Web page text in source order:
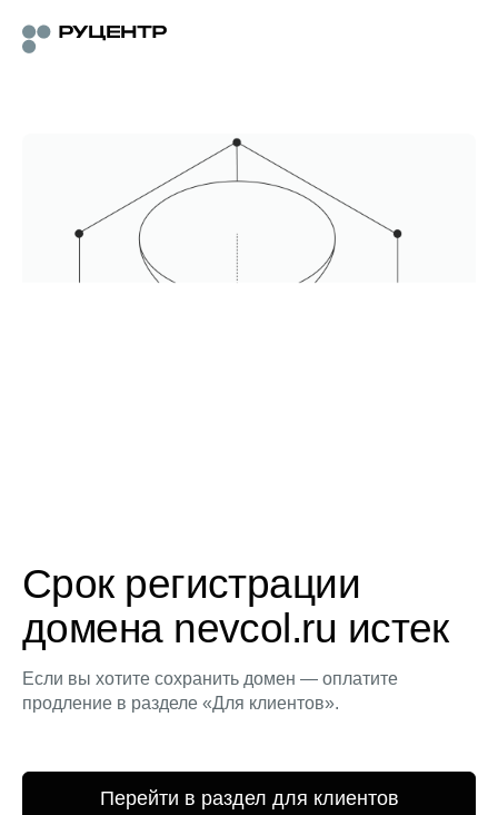
Срок регистрации
домена nevcol.ru истек
Если вы хотите сохранить домен — оплатите
продление в разделе «Для клиентов».
Перейти в раздел для клиентов